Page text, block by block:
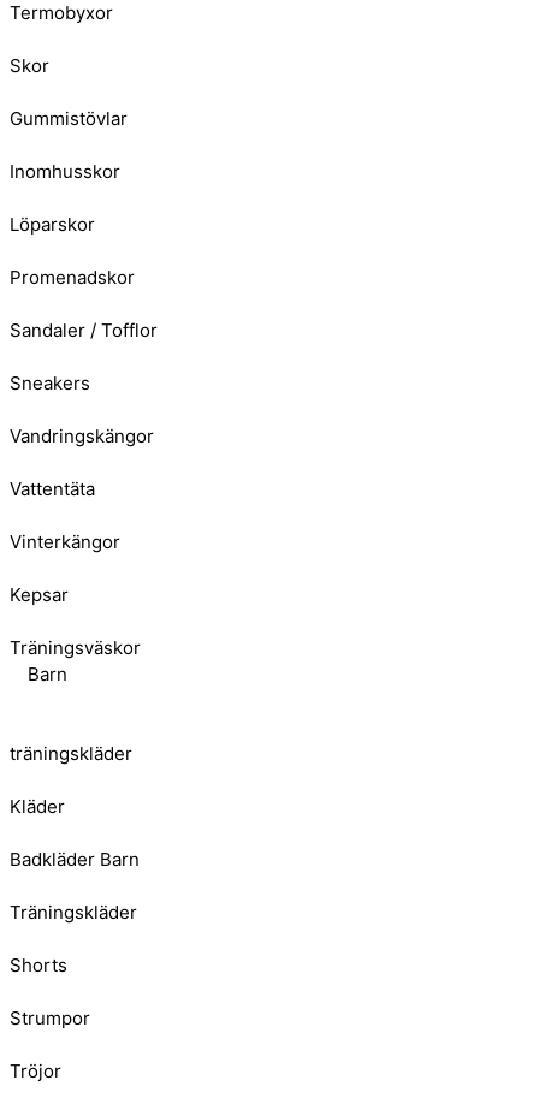
Termobyxor
Skor
Gummistövlar
Inomhusskor
Löparskor
Promenadskor
Sandaler / Tofflor
Sneakers
Vandringskängor
Vattentäta
Vinterkängor
Kepsar
Träningsväskor
Barn
träningskläder
Kläder
Badkläder Barn
Träningskläder
Shorts
Strumpor
Tröjor